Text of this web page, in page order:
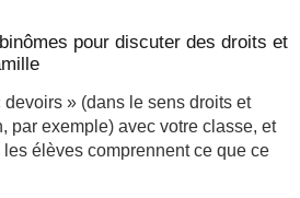
pour discuter des droits et
devoirs » (dans le sens droits et
par exemple) avec votre classe, et
élèves comprennent ce que ce